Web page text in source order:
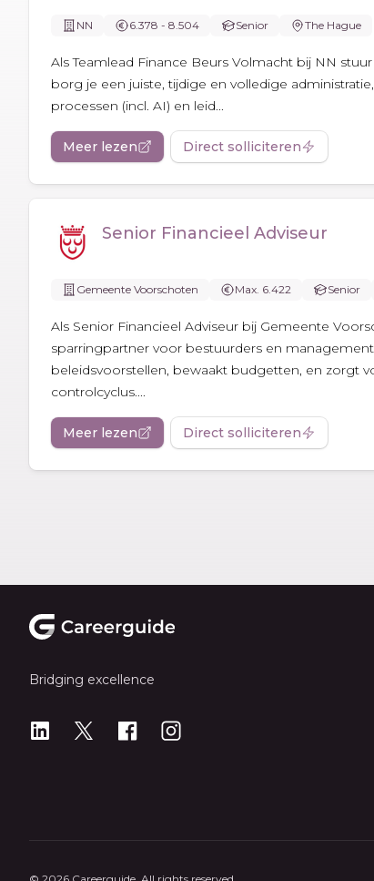
NN 6.378 - 8.504 Senior The Hague
Als Teamlead Finance Beurs Volmacht bij NN
borg je een juiste, tijdige en volledige
processen (incl. AI) en leid...
Meer lezen Direct solliciteren
Senior Financieel Adviseur
Gemeente Voorschoten Max. 6.422 Senior
Als Senior Financieel Adviseur bij Gemeente
sparringpartner voor bestuurders en
beleidsvoorstellen, bewaakt budgetten, en zorgt
controlcyclus....
Meer lezen Direct solliciteren
Bridging excellence
LinkedIn
X Instagram